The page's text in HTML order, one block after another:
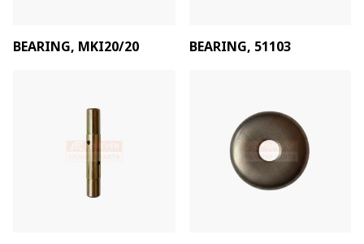
BEARING, MKI20/20 BEARING, 51103